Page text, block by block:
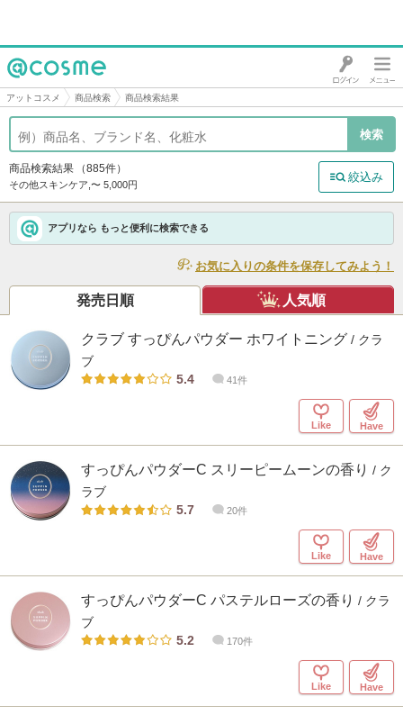
@cosme
アットコスメ 商品検索 商品検索結果
商品検索結果 （885件）
その他スキンケア,〜 5,000円
絞込み
アプリなら もっと便利に検索できる
お気に入りの条件を保存してみよう！
発売日順 人気順
クラブ すっぴんパウダー ホワイトニング / クラ
ブ
5.4
41件
Like Have
すっぴんパウダーC スリーピームーンの香り / ク
ラブ
5.7
20件
Like Have
すっぴんパウダーC パステルローズの香り / クラ
ブ
5.2
170件
Like Have